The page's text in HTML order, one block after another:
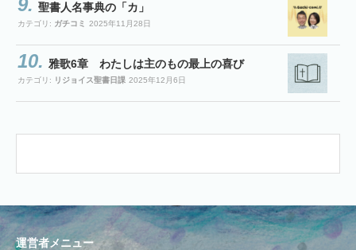
聖書人名事典の「カ」
カテゴリ: ガチコミ 2025年11月28日
雅歌6章 わたしは主のもの最上の喜び
カテゴリ: リジョイス聖書日課 2025年12月6日
運営者メニュー